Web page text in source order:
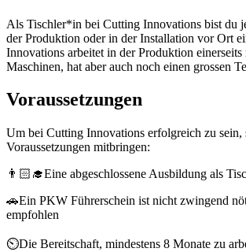
Als Tischler*in bei Cutting Innovations bist du
der Produktion oder in der Installation vor Ort
Innovations arbeitet in der Produktion
Maschinen, hat aber auch noch einen grossen
Voraussetzungen
Um bei Cutting Innovations erfolgreich zu sein,
Voraussetzungen mitbringen:
👨🏻‍🎓Eine abgeschlossene Ausbildung als
🚗Ein PKW Führerschein ist nicht zwingend
empfohlen
⏲️Die Bereitschaft, mindestens 8 Monate zu